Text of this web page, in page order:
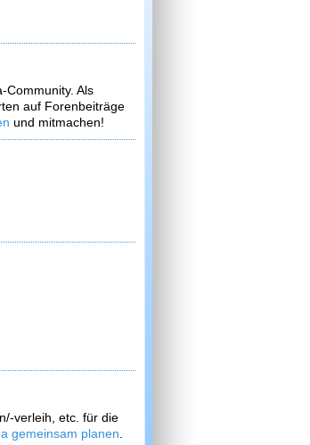
Community. Als
auf Forenbeiträge
und mitmachen!
verleih, etc. für die
gemeinsam planen